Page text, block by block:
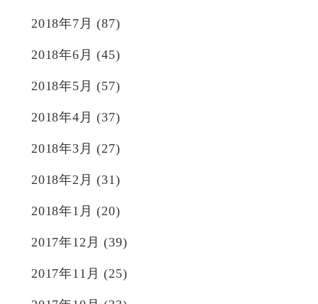
2018年7月 (87)
2018年6月 (45)
2018年5月 (57)
2018年4月 (37)
2018年3月 (27)
2018年2月 (31)
2018年1月 (20)
2017年12月 (39)
2017年11月 (25)